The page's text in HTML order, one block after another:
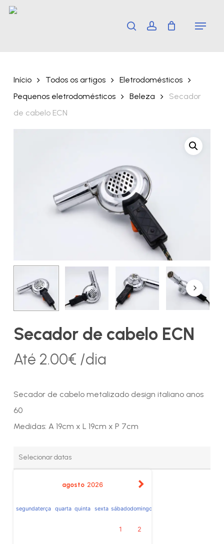
Skip
search account Menu
Início Todos os artigos
Eletrodomésticos
Pequenos eletrodomésticos
Beleza
Secador
de cabelo ECN
Secador de cabelo ECN
Até 2.00€ /dia
Secador de cabelo metalizado design italiano anos
60
Medidas: A 19cm x L 19cm x P 7cm
agosto 2026
segundaterça quarta quinta sexta sábadodomingo
1 2